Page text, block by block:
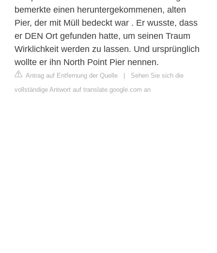
bemerkte einen heruntergekommenen, alten
Pier, der mit Müll bedeckt war . Er wusste, dass
er DEN Ort gefunden hatte, um seinen Traum
Wirklichkeit werden zu lassen. Und ursprünglich
wollte er ihn North Point Pier nennen.
Antrag auf Entfernung der Quelle | Sehen Sie sich die
vollständige Antwort auf translate.google.com an